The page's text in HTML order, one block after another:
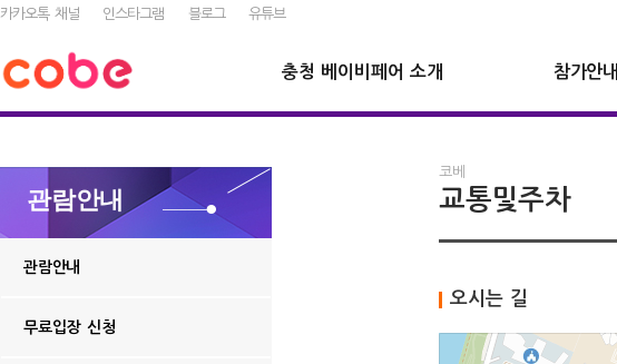
카카오톡 채널 인스타그램 블로그 유튜브
충청 베이비페어 소개 참가안내
관람안내
관람안내
무료입장 신청
코베
교통및주차
오시는 길